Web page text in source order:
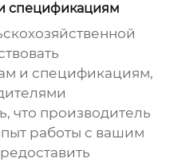
спецификациям
и спецификациям,
что производитель
работы с вашим